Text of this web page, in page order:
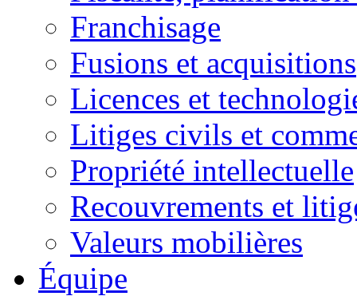
Franchisage
Fusions et acquisitions
Licences et
Litiges civils et
Propriété intellectuelle
Recouvrements et
Valeurs mobilières
Équipe